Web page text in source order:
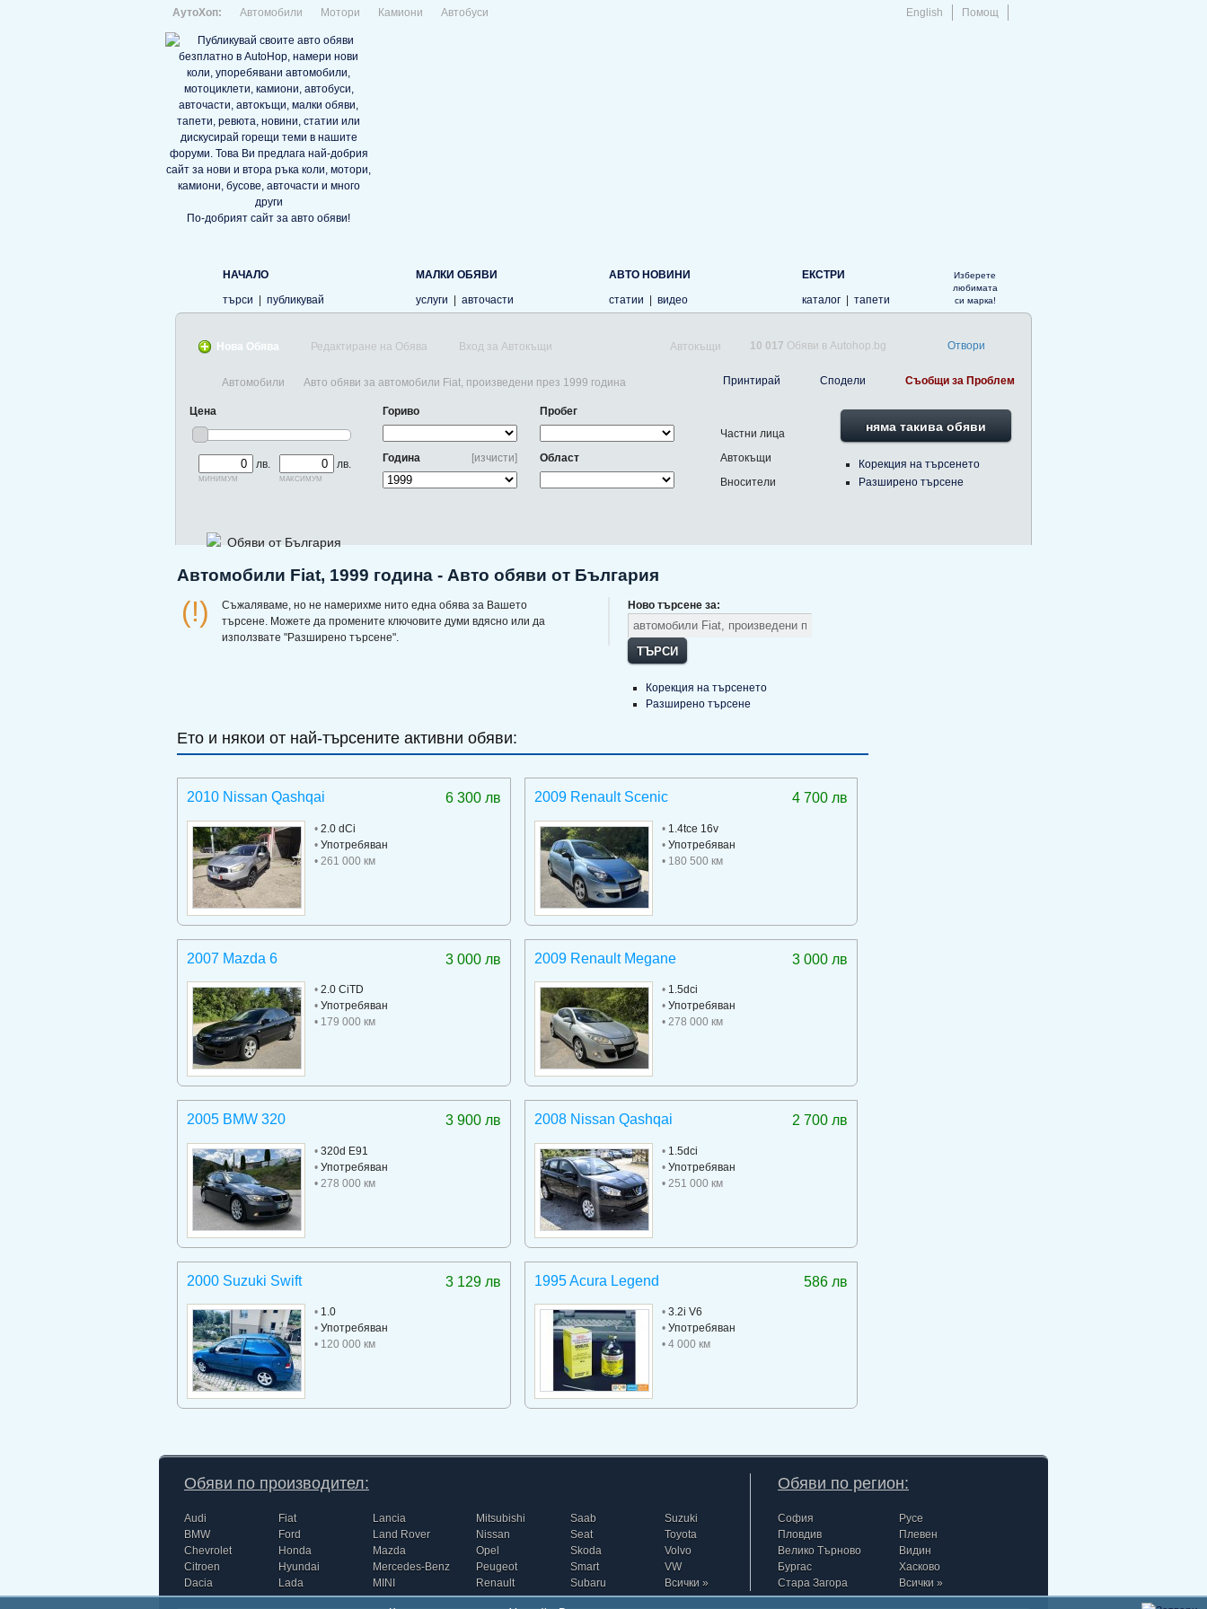
English Помощ
АутоХоп: Автомобили Мотори Камиони Автобуси
По-добрият сайт за авто обяви!
НАЧАЛО
търси
публикувай
МАЛКИ ОБЯВИ
услуги
авточасти
АВТО НОВИНИ
статии
видео
ЕКСТРИ
каталог
тапети
Изберете
любимата
си марка!
Нова Обява Редактиране на Обява Вход за Автокъщи Автокъщи 10 017 Обяви в Autohop.bg Отвори
Принтирай Сподели Съобщи за Проблем
Автомобили Авто обяви за автомобили Fiat, произведени през 1999 година
Цена
лв.
минимум
лв.
максимум
Гориво
[изчисти]
Година
Пробег
Област
Частни лица
Автокъщи
Вносители
няма такива обяви
Корекция на търсенето
Разширено търсене
Обяви от България
Автомобили Fiat, 1999 година - Авто обяви от България
(!)
Съжаляваме, но не намерихме нито една обява за Вашето
търсене. Можете да промените ключовите думи вдясно или да
използвате "Разширено търсене".
Ново търсене за:
ТЪРСИ
Корекция на търсенето
Разширено търсене
Ето и някои от най-търсените активни обяви:
6 300 лв
2010 Nissan Qashqai
• 2.0 dCi
• Употребяван
• 261 000 км
4 700 лв
2009 Renault Scenic
•1.4tce 16v
•Употребяван
• 180 500 км
3 000 лв
2007 Mazda 6
• 2.0 CiTD
• Употребяван
• 179 000 км
3 000 лв
2009 Renault Megane
•1.5dci
•Употребяван
• 278 000 км
3 900 лв
2005 BMW 320
• 320d E91
• Употребяван
• 278 000 км
2 700 лв
2008 Nissan Qashqai
•1.5dci
•Употребяван
• 251 000 км
3 129 лв
2000 Suzuki Swift
• 1.0
• Употребяван
• 120 000 км
586 лв
1995 Acura Legend
•3.2i V6
•Употребяван
• 4 000 км
Обяви по производител:
Audi
BMW
Chevrolet
Citroen
Dacia
Fiat
Ford
Honda
Hyundai
Lada
Lancia
Land Rover
Mazda
Mercedes-Benz
MINI
Mitsubishi
Nissan
Opel
Peugeot
Renault
Saab
Seat
Skoda
Smart
Subaru
Suzuki
Toyota
Volvo
VW
Всички »
Обяви по регион:
София
Пловдив
Велико Търново
Бургас
Стара Загора
Русе
Плевен
Видин
Хасково
Всички »